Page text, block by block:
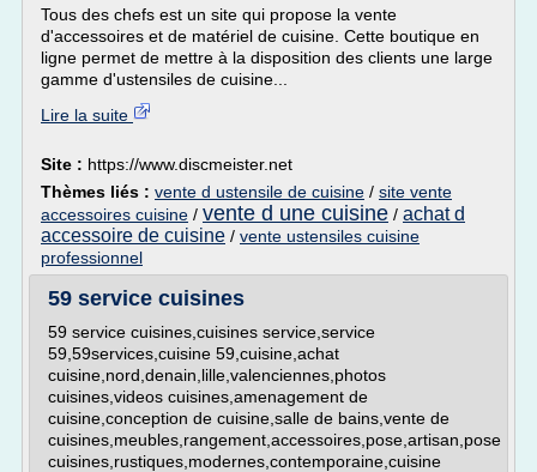
Tous des chefs est un site qui propose la vente
d'accessoires et de matériel de cuisine. Cette boutique en
ligne permet de mettre à la disposition des clients une large
gamme d'ustensiles de cuisine...
Lire la suite
Site : https://www.discmeister.net
Thèmes liés : vente d ustensile de cuisine / site vente
accessoires cuisine / vente d une cuisine / achat d
accessoire de cuisine / vente ustensiles cuisine
professionnel
59 service cuisines
59 service cuisines,cuisines service,service
59,59services,cuisine 59,cuisine,achat
cuisine,nord,denain,lille,valenciennes,photos
cuisines,videos cuisines,amenagement de
cuisine,conception de cuisine,salle de bains,vente de
cuisines,meubles,rangement,accessoires,pose,artisan,pose
cuisines,rustiques,modernes,contemporaine,cuisine